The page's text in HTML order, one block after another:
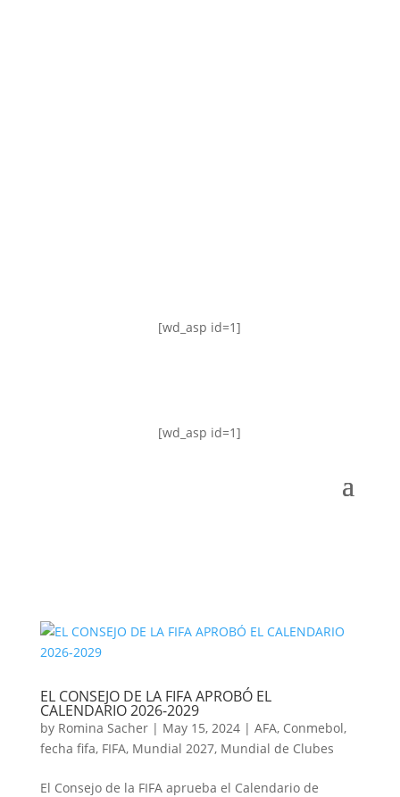
[wd_asp id=1]
[wd_asp id=1]
EL CONSEJO DE LA FIFA APROBÓ EL
CALENDARIO 2026-2029
by Romina Sacher| May 15, 2024| AFA, Conmebol,
fecha fifa, FIFA, Mundial 2027, Mundial de Clubes
El Consejo de la FIFA aprueba el Calendario de